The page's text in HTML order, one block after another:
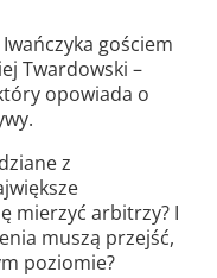
gościem
Twardowski –
opowiada o
z
mierzyć arbitrzy? I
muszą przejść,
poziomie?